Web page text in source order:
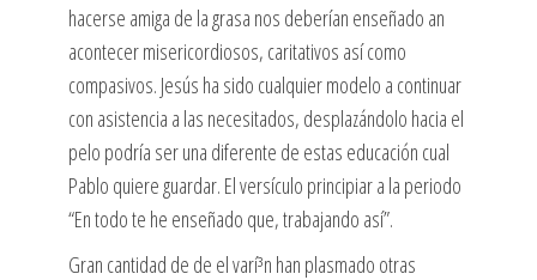
hacerse amiga de la grasa nos deberían enseñado an
acontecer misericordiosos, caritativos así­ como
compasivos. Jesús ha sido cualquier modelo a continuar
con asistencia a las necesitados, desplazándolo hacia el
pelo podría ser una diferente de estas educación cual
Pablo quiere guardar. El versículo principiar a la periodo
“En todo te he enseñado que, trabajando así”.
Gran cantidad de de el varí³n han plasmado otras